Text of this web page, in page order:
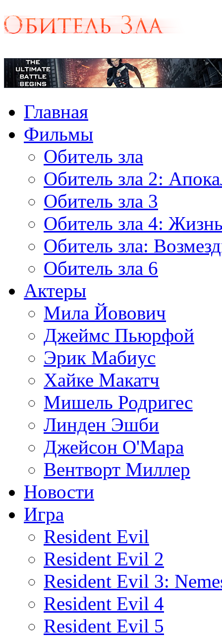
Главная
Фильмы
Обитель зла
Обитель зла 2:
Обитель зла 3
Обитель зла 4:
Обитель зла:
Обитель зла 6
Актеры
Мила Йовович
Джеймс Пьюрфой
Эрик Мабиус
Хайке Макатч
Мишель Родригес
Линден Эшби
Джейсон О'Мара
Вентворт Миллер
Новости
Игра
Resident Evil
Resident Evil 2
Resident Evil 3:
Resident Evil 4
Resident Evil 5